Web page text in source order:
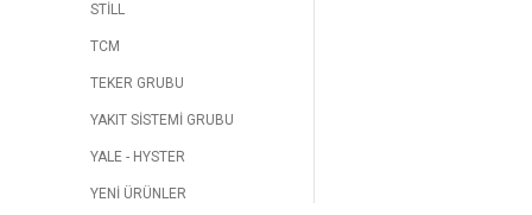
STİLL
TCM
TEKER GRUBU
YAKIT SİSTEMİ GRUBU
YALE - HYSTER
YENİ ÜRÜNLER